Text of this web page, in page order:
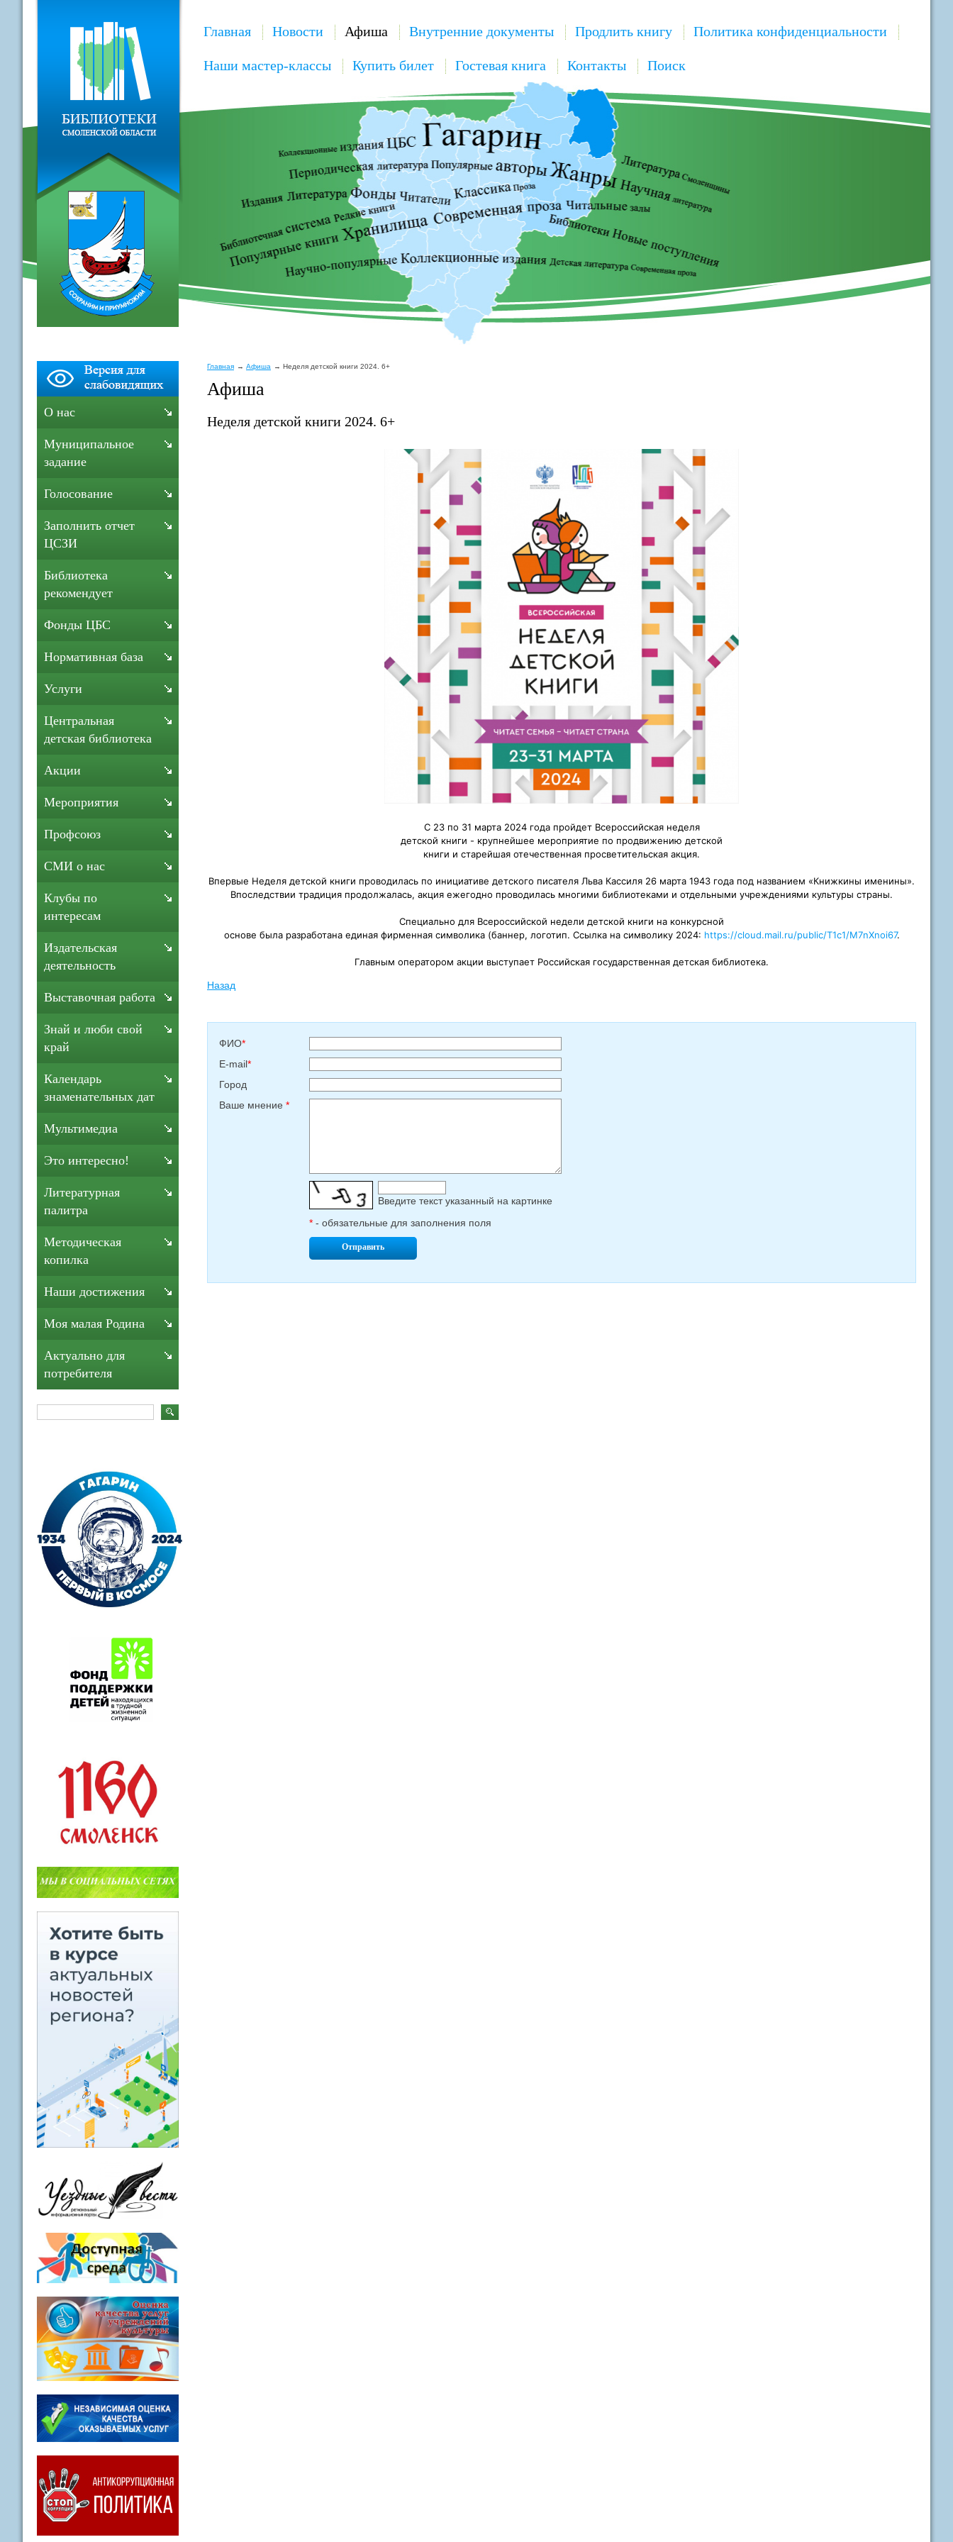
Главная Новости Афиша Внутренние документы Продлить книгу Политика конфиденциальности
Наши мастер-классы Купить билет Гостевая книга Контакты Поиск
Главная Афиша Неделя детской книги 2024. 6+
Афиша
Неделя детской книги 2024. 6+
С 23 по 31 марта 2024 года пройдет Всероссийская неделя
детской книги - крупнейшее мероприятие по продвижению детской
книги и старейшая отечественная просветительская акция.
Впервые Неделя детской книги проводилась по инициативе детского писателя Льва Кассиля 26 марта 1943 года под названием «Книжкины именины».
Впоследствии традиция продолжалась, акция ежегодно проводилась многими библиотеками и отдельными учреждениями культуры страны.
Специально для Всероссийской недели детской книги на конкурсной
основе была разработана единая фирменная символика (баннер, логотип. Ссылка на символику 2024: https://cloud.mail.ru/public/T1c1/M7nXnoi67.
Главным оператором акции выступает Российская государственная детская библиотека.
Назад
ФИО*
E-mail*
Город
Ваше мнение *
Введите текcт указанный на картинке
* - обязательные для заполнения поля
Отправить
О нас
Муниципальное
задание
Голосование
Заполнить отчет
ЦСЗИ
Библиотека
рекомендует
Фонды ЦБС
Нормативная база
Услуги
Центральная
детская библиотека
Акции
Мероприятия
Профсоюз
СМИ о нас
Клубы по
интересам
Издательская
деятельность
Выставочная работа
Знай и люби свой
край
Календарь
знаменательных дат
Мультимедиа
Это интересно!
Литературная
палитра
Методическая
копилка
Наши достижения
Моя малая Родина
Актуально для
потребителя